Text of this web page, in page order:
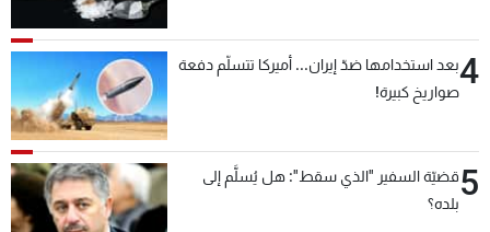
4بعد استخدامها ضدّ إيران... أميركا تتسلّم دفعة
صواريخ كبيرة!
5قضيّة السفير "الذي سقط": هل يُسلَّم إلى
بلده؟